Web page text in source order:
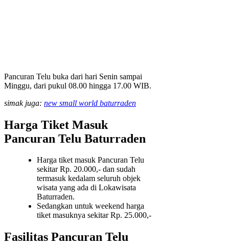
Pancuran Telu buka dari hari Senin sampai
Minggu, dari pukul 08.00 hingga 17.00 WIB.
simak juga: new small world baturraden
Harga Tiket Masuk
Pancuran Telu Baturraden
Harga tiket masuk Pancuran Telu
sekitar Rp. 20.000,- dan sudah
termasuk kedalam seluruh objek
wisata yang ada di Lokawisata
Baturraden.
Sedangkan untuk weekend harga
tiket masuknya sekitar Rp. 25.000,-
Fasilitas Pancuran Telu